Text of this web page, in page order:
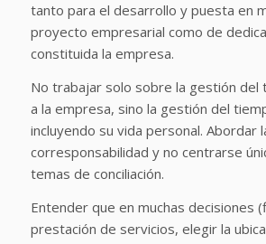
tanto para el desarrollo y puesta en
proyecto empresarial como de
constituida la empresa.
No trabajar solo sobre la gestión del
a la empresa, sino la gestión del
incluyendo su vida personal. Abordar
corresponsabilidad y no centrarse
temas de conciliación.
Entender que en muchas decisiones
prestación de servicios, elegir la